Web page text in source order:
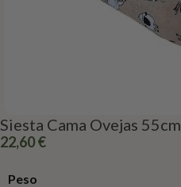
Siesta Cama Ovejas 55cm
22,60€
Peso